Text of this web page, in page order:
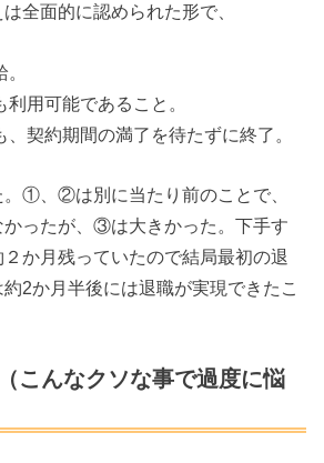
全面的に認められた形で、
用可能であること。
契約期間の満了を待たずに終了。
。①、②は別に当たり前のことで、
かったが、③は大きかった。下手す
か月残っていたので結局最初の退
2か月半後には退職が実現できたこ
こんなクソな事で過度に悩